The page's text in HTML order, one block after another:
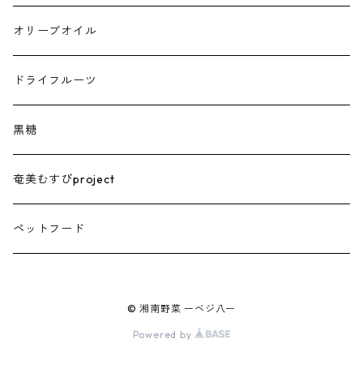
トマトジュース
オリーブオイル
ドライフルーツ
黒糖
奄美むすびproject
ペットフード
© 湘南野菜 ーベジ八ー
Powered by